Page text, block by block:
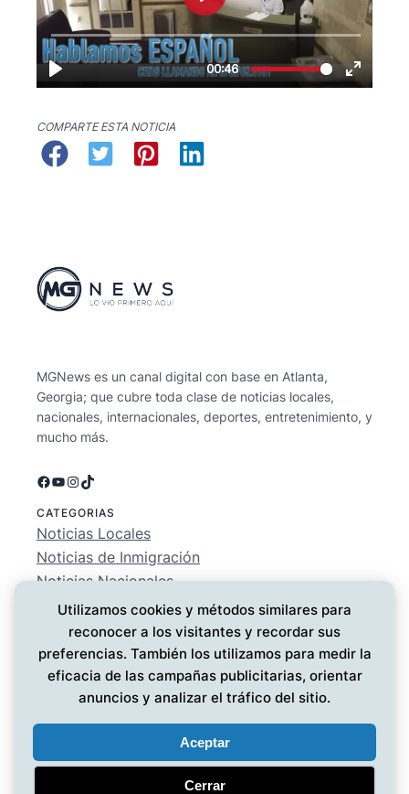
COMPARTE ESTA NOTICIA
MGNews es un canal digital con base en Atlanta,
Georgia; que cubre toda clase de noticias locales,
nacionales, internacionales, deportes, entretenimiento, y
mucho más.
Facebook
YouTube
Instagram
TikTok
CATEGORIAS
Noticias Locales
Noticias de Inmigración
Noticias Nacionales
Deportes
Entretenimiento
EMPRESA
Conócenos
Política de Privacidad
Utilizamos cookies y métodos similares para
reconocer a los visitantes y recordar sus
preferencias. También los utilizamos para medir la
eficacia de las campañas publicitarias, orientar
anuncios y analizar el tráfico del sitio.
Aceptar
Cerrar